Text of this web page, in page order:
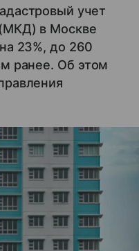
учет
в Москве
23%, до 260
ранее. Об этом